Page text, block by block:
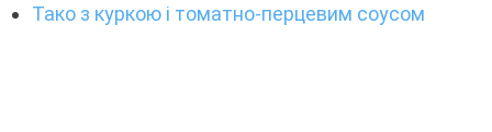
Тако з куркою і томатно-перцевим соусом